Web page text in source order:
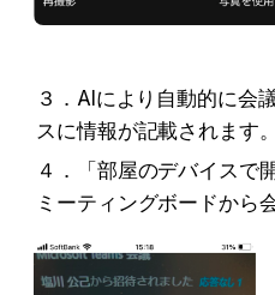
３．AIにより自動的に会
スに情報が記載されます。
４．「部屋のデバイスで
ミーティングボードから